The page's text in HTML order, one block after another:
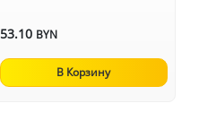
53.10 BYN
В Корзину